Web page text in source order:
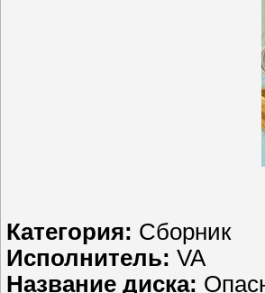
Категория: Сборник
Исполнитель: VA
Название диска: